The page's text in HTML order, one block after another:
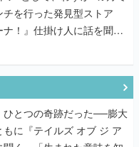
を行った発見型ストア
ナ！』仕掛け人に話を聞い
ひとつの奇跡だった──膨大
に『テイルズ オブ ジ ア